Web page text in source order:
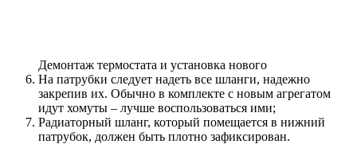
Демонтаж термостата и установка нового
На патрубки следует надеть все шланги, надежно
закрепив их. Обычно в комплекте с новым агрегатом
идут хомуты – лучше воспользоваться ими;
Радиаторный шланг, который помещается в нижний
патрубок, должен быть плотно зафиксирован.